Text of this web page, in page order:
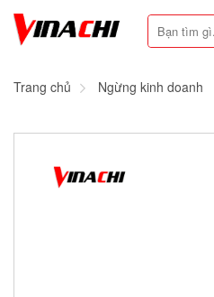
Trang chủ Ngừng kinh doanh